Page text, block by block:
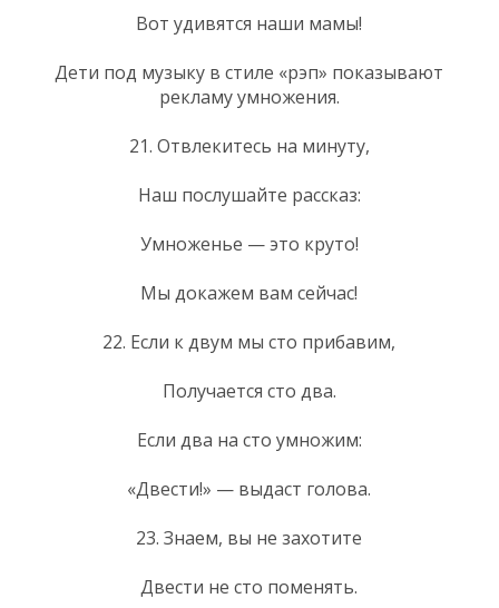
Вот удивятся наши мамы!
Дети под музыку в стиле «рэп» показывают
рекламу умножения.
21. Отвлекитесь на минуту,
Наш послушайте рассказ:
Умноженье — это круто!
Мы докажем вам сейчас!
22. Если к двум мы сто прибавим,
Получается сто два.
Если два на сто умножим:
«Двести!» — выдаст голова.
23. Знаем, вы не захотите
Двести не сто поменять.